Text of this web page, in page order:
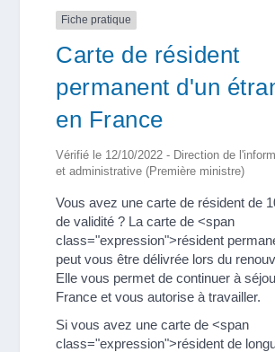
Fiche pratique
Carte de résident
permanent d'un
en France
Vérifié le 12/10/2022 - Direction de
et administrative (Première ministre)
Vous avez une carte de résident de
de validité ? La carte de <span
class="expression">résident
peut vous être délivrée lors du
Elle vous permet de continuer à
France et vous autorise à travailler.
Si vous avez une carte de <span
class="expression">résident de